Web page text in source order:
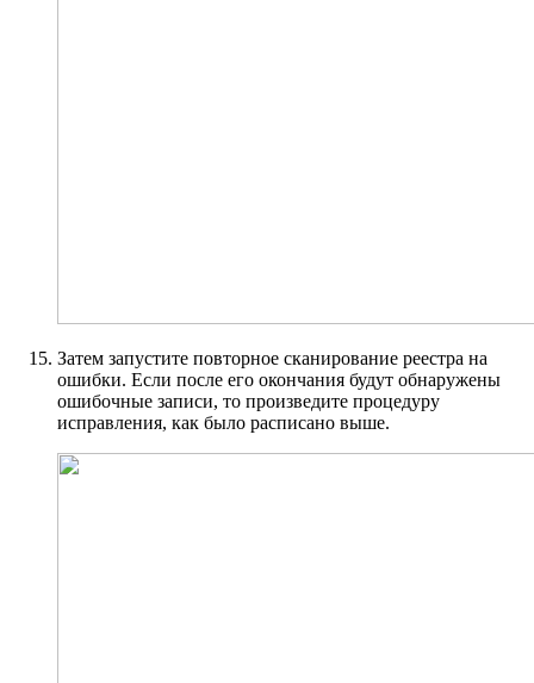
Затем запустите повторное сканирование реестра на
ошибки. Если после его окончания будут обнаружены
ошибочные записи, то произведите процедуру
исправления, как было расписано выше.